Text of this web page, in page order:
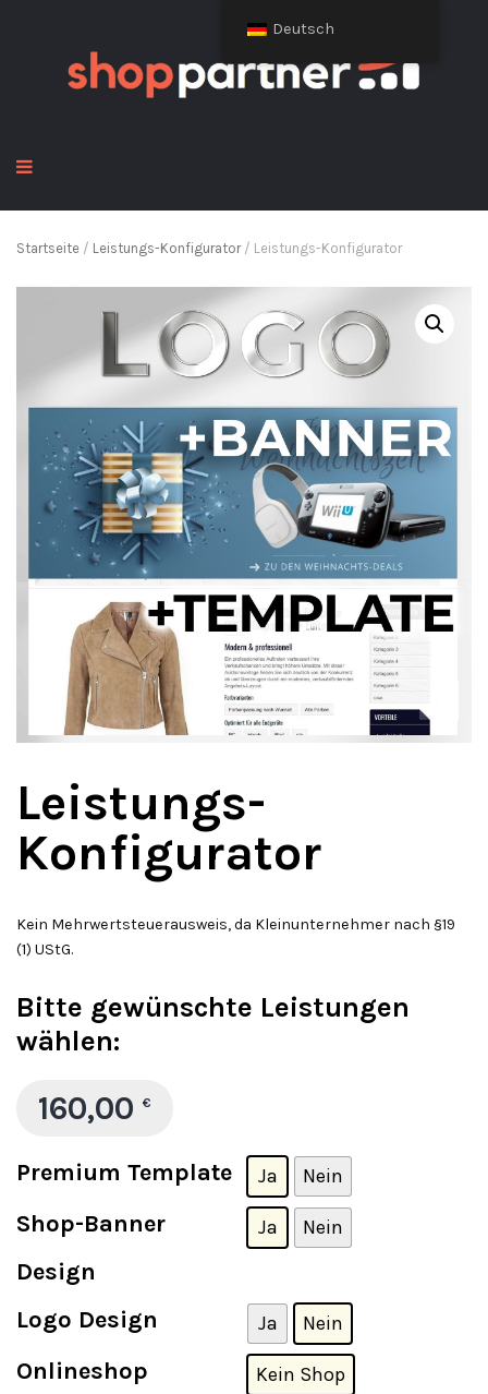
Startseite / Leistungs-Konfigurator/ Leistungs-Konfigurator
Leistungs-
Konfigurator
Kein Mehrwertsteuerausweis, da Kleinunternehmer nach §19
(1) UStG.
Bitte gewünschte Leistungen
wählen:
160,00 €
Premium Template Ja Nein
Shop-Banner
Design
Ja Nein
Logo Design Ja Nein
Onlineshop
Kein Shop
Deutsch